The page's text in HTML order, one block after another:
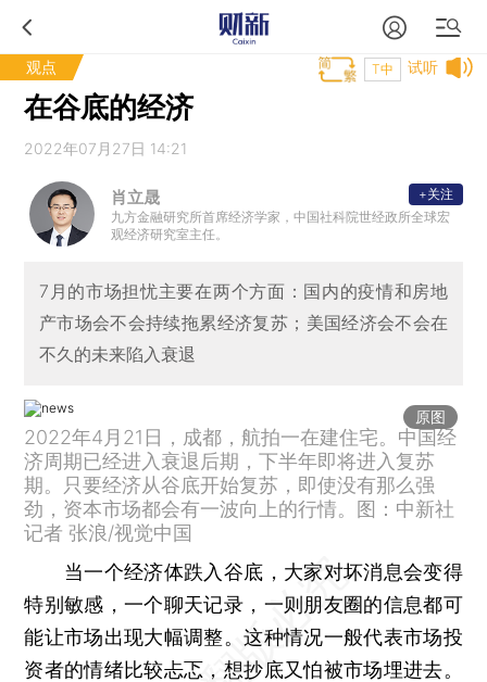
观点 试听
T中
在谷底的经济
2022年07月27日 14:21
肖立晟
九方金融研究所首席经济学家，中国社科院世经政所全球宏
观经济研究室主任。
+关注
7月的市场担忧主要在两个方面：国内的疫情和房地
产市场会不会持续拖累经济复苏；美国经济会不会在
不久的未来陷入衰退
原图
2022年4月21日，成都，航拍一在建住宅。中国经
济周期已经进入衰退后期，下半年即将进入复苏
期。只要经济从谷底开始复苏，即使没有那么强
劲，资本市场都会有一波向上的行情。图：中新社
记者 张浪/视觉中国
当一个经济体跌入谷底，大家对坏消息会变得
特别敏感，一个聊天记录，一则朋友圈的信息都可
能让市场出现大幅调整。这种情况一般代表市场投
资者的情绪比较忐忑，想抄底又怕被市场埋进去。